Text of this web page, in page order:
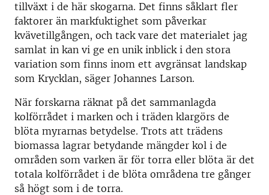
tillväxt i de här skogarna. Det finns såklart fler
faktorer än markfuktighet som påverkar
kvävetillgången, och tack vare det materialet jag
samlat in kan vi ge en unik inblick i den stora
variation som finns inom ett avgränsat landskap
som Krycklan, säger Johannes Larson.
När forskarna räknat på det sammanlagda
kolförrådet i marken och i träden klargörs de
blöta myrarnas betydelse. Trots att trädens
biomassa lagrar betydande mängder kol i de
områden som varken är för torra eller blöta är det
totala kolförrådet i de blöta områdena tre gånger
så högt som i de torra.